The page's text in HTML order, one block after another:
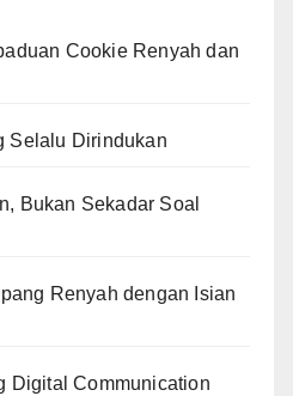
Cookie Renyah dan
Selalu Dirindukan
Bukan Sekadar Soal
Renyah dengan Isian
Digital Communication